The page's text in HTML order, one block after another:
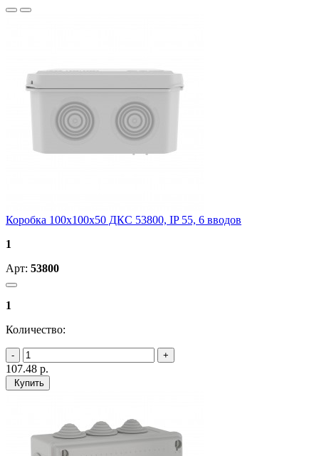
Коробка 100х100х50 ДКС 53800, IP 55, 6 вводов
1
Арт: 53800
1
Количество:
107.48 р.
Купить